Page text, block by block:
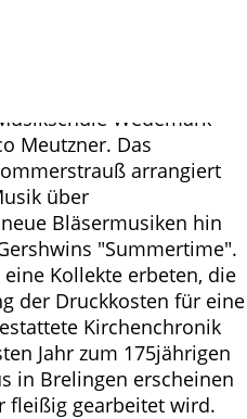
um 18 Uhr bildet den
Es wird
St. Martini unter der
und dem
Wedemark
Meutzner. Das
arrangiert
über
Bläsermusiken hin
"Summertime".
Kollekte erbeten, die
der Druckkosten für eine
Kirchenchronik
Jahr zum 175jährigen
in Brelingen erscheinen
fleißig gearbeitet wird.